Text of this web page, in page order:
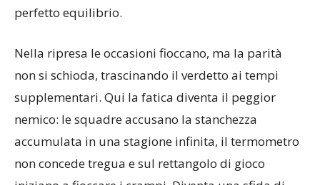
perfetto equilibrio.
Nella ripresa le occasioni fioccano, ma la parità
non si schioda, trascinando il verdetto ai tempi
supplementari. Qui la fatica diventa il peggior
nemico: le squadre accusano la stanchezza
accumulata in una stagione infinita, il termometro
non concede tregua e sul rettangolo di gioco